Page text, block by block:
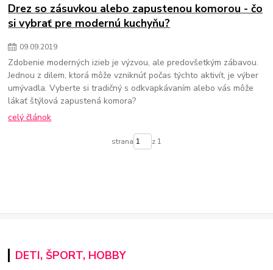
Drez so zásuvkou alebo zapustenou komorou - čo
si vybrať pre modernú kuchyňu?
09.09.2019
Zdobenie moderných izieb je výzvou, ale predovšetkým zábavou.
Jednou z dilem, ktorá môže vzniknúť počas týchto aktivít, je výber
umývadla. Vyberte si tradičný s odkvapkávaním alebo vás môže
lákať štýlová zapustená komora?
celý článok
strana z 1
DETI, ŠPORT, HOBBY